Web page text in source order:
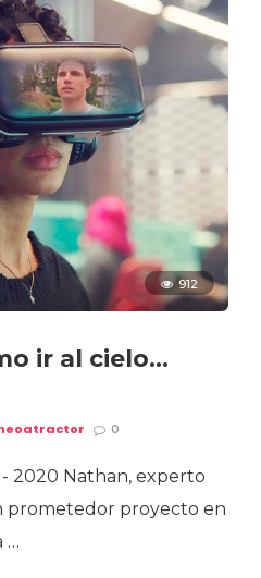
912
ir al cielo…
0
2020 Nathan, experto
prometedor proyecto en
…